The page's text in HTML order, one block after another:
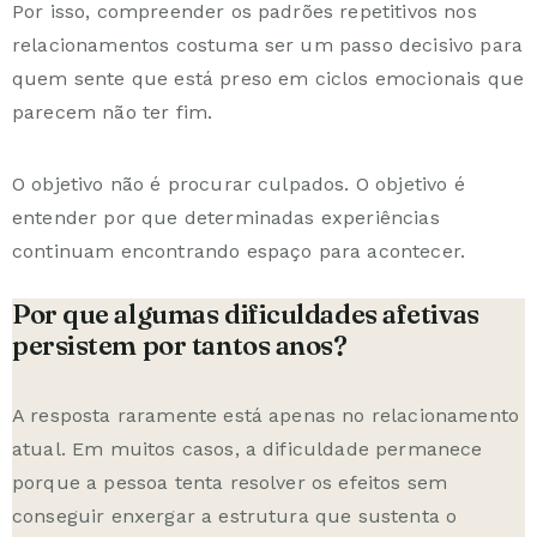
Por isso, compreender os padrões repetitivos nos
relacionamentos costuma ser um passo decisivo para
quem sente que está preso em ciclos emocionais que
parecem não ter fim.
O objetivo não é procurar culpados. O objetivo é
entender por que determinadas experiências
continuam encontrando espaço para acontecer.
Por que algumas dificuldades afetivas
persistem por tantos anos?
A resposta raramente está apenas no relacionamento
atual. Em muitos casos, a dificuldade permanece
porque a pessoa tenta resolver os efeitos sem
conseguir enxergar a estrutura que sustenta o